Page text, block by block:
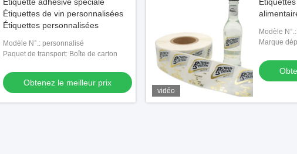
Étiquettes de vin personnalisées
Étiquettes personnalisées
Modèle N°.: personnalisé
Paquet de transport: Boîte de carton
Obtenez le meilleur prix
vidéo
Modèle
Marque